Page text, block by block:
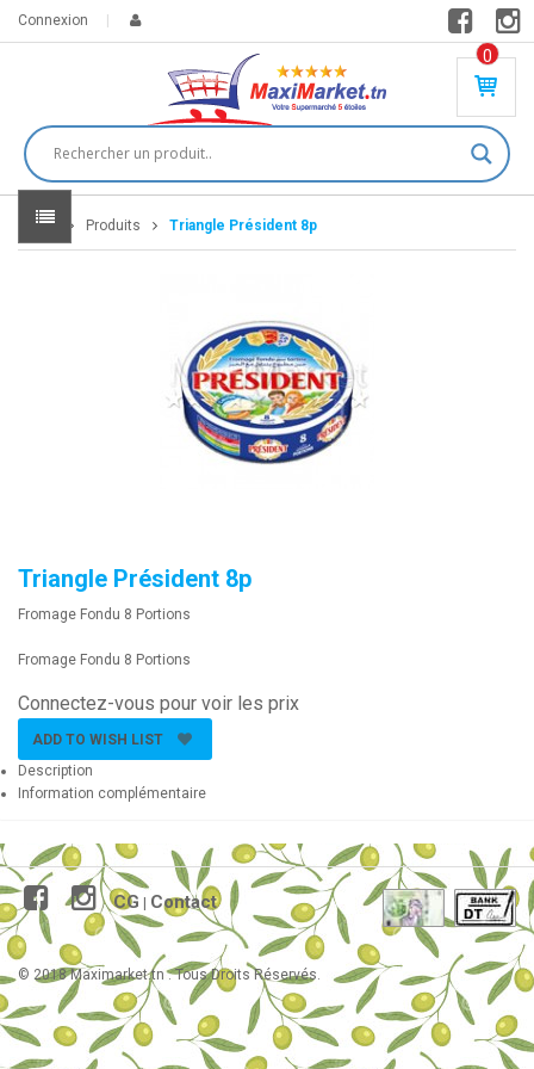
Connexion
0
PR
DU
IT(
S)
Home Produits Triangle Président 8p
Triangle Président 8p
Fromage Fondu 8 Portions
Fromage Fondu 8 Portions
Connectez-vous pour voir les prix
ADD TO WISH LIST
Description
Information complémentaire
CG Contact
© 2018 Maximarket.tn . Tous Droits Réservés.